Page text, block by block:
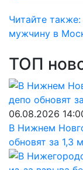
Читайте
мужчину в
ТОП
06.08.2026
В Нижнем
обновят за 1,3